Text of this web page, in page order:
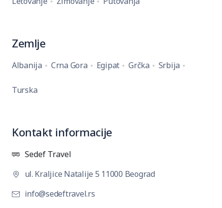
Zemlje
Albanija Crna Gora Egipat Grčka Srbija
Turska
Kontakt informacije
Sedef Travel
ul. Kraljice Natalije 5 11000 Beograd
info@sedeftravel.rs